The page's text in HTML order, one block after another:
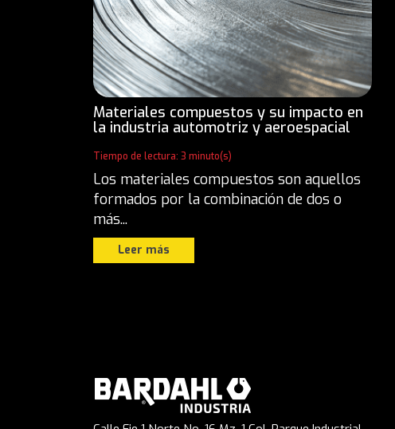
Materiales compuestos y su impacto en
la industria automotriz y aeroespacial
Tiempo de lectura: 3 minuto(s)
Los materiales compuestos son aquellos
formados por la combinación de dos o
más...
Leer más